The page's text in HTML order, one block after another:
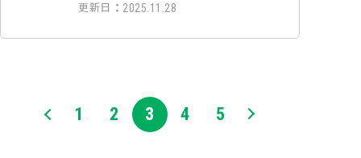
更新日 ： 2025.11.28
1 2 3 4 5